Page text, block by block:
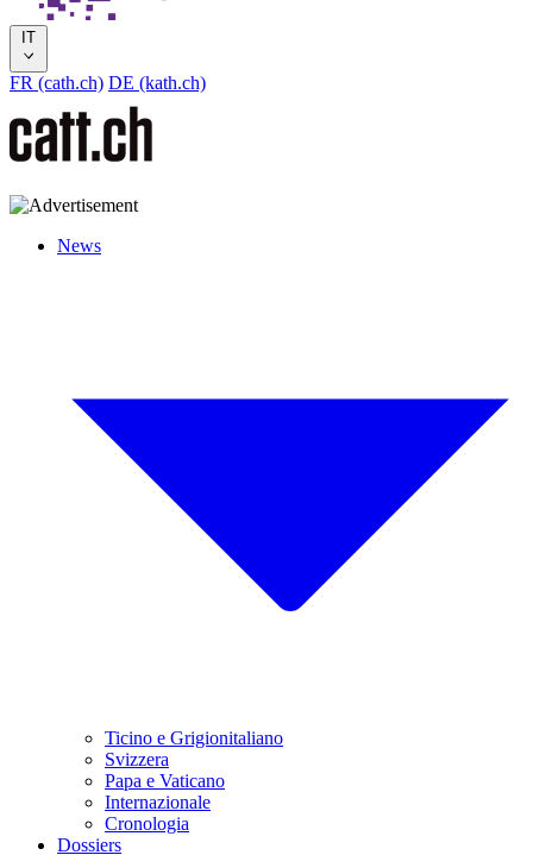
IT
FR (cath.ch) DE (kath.ch)
News
Ticino e Grigionitaliano
Svizzera
Papa e Vaticano
Internazionale
Cronologia
Dossiers